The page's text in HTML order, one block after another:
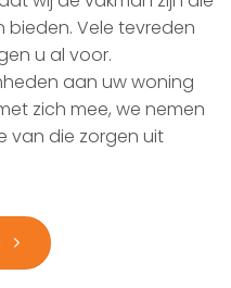
bieden. Vele tevreden
u al voor.
aan uw woning
zich mee, we nemen
van die zorgen uit